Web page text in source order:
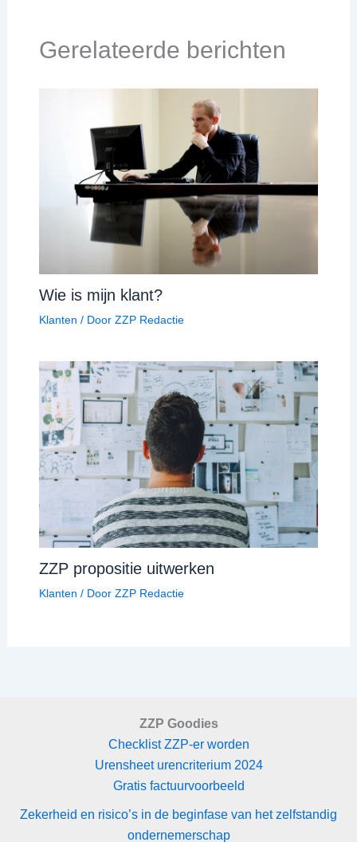
Gerelateerde berichten
Wie is mijn klant?
Klanten / Door ZZP Redactie
ZZP propositie uitwerken
Klanten / Door ZZP Redactie
ZZP Goodies
Checklist ZZP-er worden
Urensheet urencriterium 2024
Gratis factuurvoorbeeld
Zekerheid en risico’s in de beginfase van het zelfstandig
ondernemerschap